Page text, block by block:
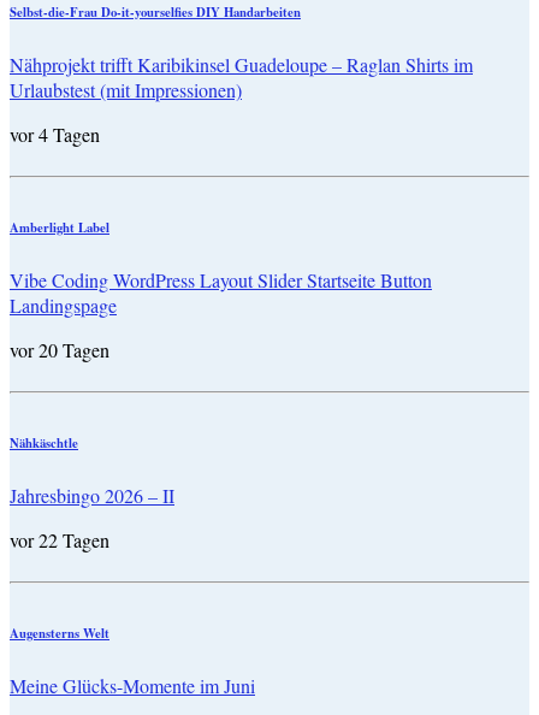
Selbst-die-Frau Do-it-yourselfies DIY Handarbeiten
Nähprojekt trifft Karibikinsel Guadeloupe – Raglan Shirts im
Urlaubstest (mit Impressionen)
vor 4 Tagen
Amberlight Label
Vibe Coding WordPress Layout Slider Startseite Button
Landingspage
vor 20 Tagen
Nähkäschtle
Jahresbingo 2026 – II
vor 22 Tagen
Augensterns Welt
Meine Glücks-Momente im Juni